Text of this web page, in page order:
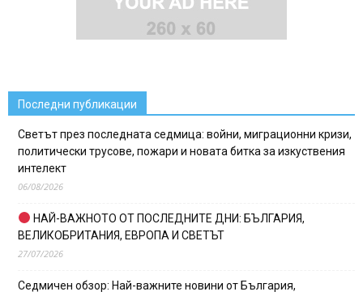
Последни публикации
Светът през последната седмица: войни, миграционни кризи,
политически трусове, пожари и новата битка за изкуствения
интелект
06/08/2026
НАЙ-ВАЖНОТО ОТ ПОСЛЕДНИТЕ ДНИ: БЪЛГАРИЯ,
ВЕЛИКОБРИТАНИЯ, ЕВРОПА И СВЕТЪТ
27/07/2026
Седмичен обзор: Най-важните новини от България,